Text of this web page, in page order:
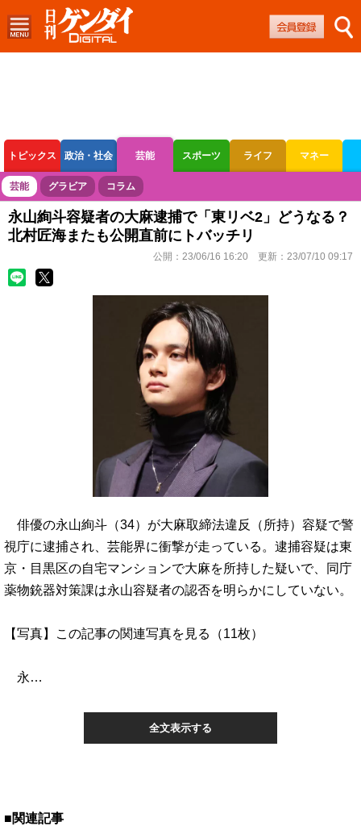
トピックス 政治・社会 芸能 スポーツ ライフ マネー
ボートレース 競輪 オートレース
芸能 グラビア コラム
永山絢斗容疑者の大麻逮捕で「東リベ2」どうなる？
北村匠海またも公開直前にトバッチリ
公開： 23/06/16 16:20 更新： 23/07/10 09:17
俳優の永山絢斗（34）が大麻取締法違反（所持）容疑で警
視庁に逮捕され、芸能界に衝撃が走っている。逮捕容疑は東
京・目黒区の自宅マンションで大麻を所持した疑いで、同庁
薬物銃器対策課は永山容疑者の認否を明らかにしていない。
【写真】この記事の関連写真を見る（11枚）
永…
全文表示する
■関連記事